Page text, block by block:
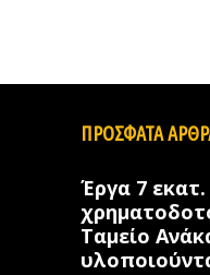
ΠΡΟΣΦΑΤΑ
Έργα 7
Ταμείο